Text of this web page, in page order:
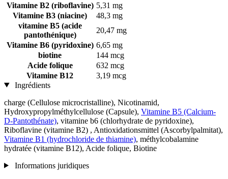
Vitamine B2 (riboflavine) 5,31 mg
Vitamine B3 (niacine)
48,3 mg
vitamine B5 (acide
pantothénique)
20,47 mg
Vitamine B6 (pyridoxine) 6,65 mg
biotine
144 mcg
Acide folique
632 mcg
Vitamine B12
3,19 mcg
Ingrédients
charge (Cellulose microcristalline), Nicotinamid,
Hydroxypropylméthylcellulose (Capsule), Vitamine B5 (Calcium-
D-Pantothénate), vitamine b6 (chlorhydrate de pyridoxine),
Riboflavine (vitamine B2) , Antioxidationsmittel (Ascorbylpalmitat),
Vitamine B1 (hydrochloride de thiamine), méthylcobalamine
hydratée (vitamine B12), Acide folique, Biotine
Informations juridiques